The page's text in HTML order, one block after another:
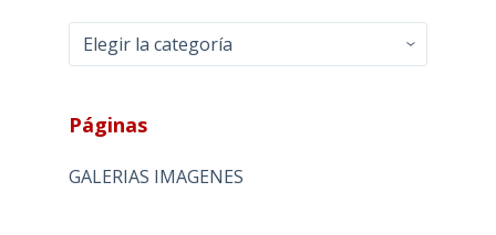
Categorias
Páginas
GALERIAS IMAGENES